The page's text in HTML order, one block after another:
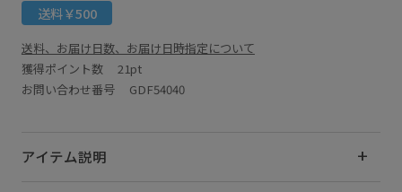
送料￥500
送料、お届け日数、お届け日時指定について
獲得ポイント数 21pt
お問い合わせ番号 GDF54040
アイテム説明